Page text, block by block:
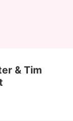
& Tim